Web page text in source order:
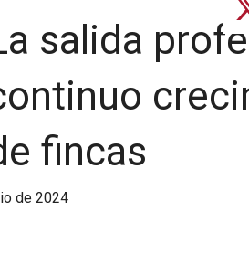
salida
fincas
de 2024